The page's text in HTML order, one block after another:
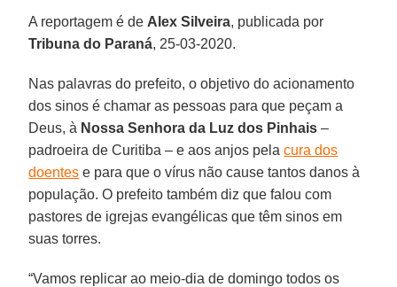
A reportagem é de Alex Silveira, publicada por
Tribuna do Paraná, 25-03-2020.
Nas palavras do prefeito, o objetivo do acionamento
dos sinos é chamar as pessoas para que peçam a
Deus, à Nossa Senhora da Luz dos Pinhais –
padroeira de Curitiba – e aos anjos pelacura dos
doentes e para que o vírus não cause tantos danos à
população. O prefeito também diz que falou com
pastores de igrejas evangélicas que têm sinos em
suas torres.
“Vamos replicar ao meio-dia de domingo todos os